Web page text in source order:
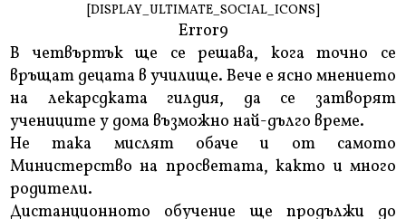
[DISPLAY_ULTIMATE_SOCIAL_ICONS]
Error9
В четвъртък ще се решава, кога точно се
връщат децата в училище. Вече е ясно мнението
на лекарсдката гилдия, да се затворят
учениците у дома възможно най-дълго време.
Не така мислят обаче и от самото
Министерство на просветата, както и много
родители.
Дистанционното обучение ще продължи до